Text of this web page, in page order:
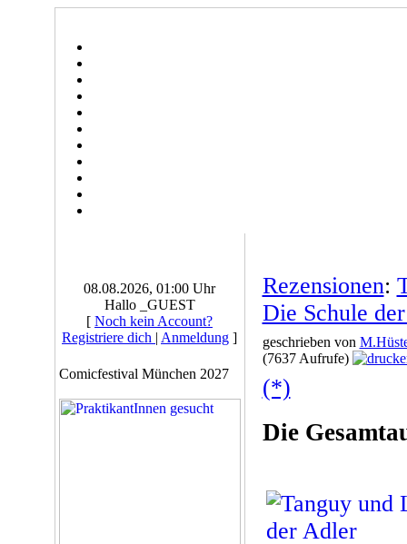
08.08.2026, 01:00 Uhr
Hallo _GUEST
[ Noch kein Account?
Registriere dich | Anmeldung ]
Comicfestival München 2027
Rezensionen:
Die Schule
geschrieben von
(7637 Aufrufe)
(*)
Die